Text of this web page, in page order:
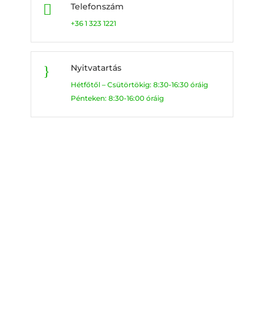
 Telefonszám
+36 1 323 1221
} Nyitvatartás
Hétfőtől – Csütörtökig: 8:30-16:30 óráig
Pénteken: 8:30-16:00 óráig